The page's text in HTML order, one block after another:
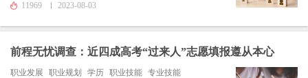
11969
2023-08-03
前程无忧调查：近四成高考“过来人”志愿填报遵从本心
职业发展 职业规划 学历 职业技能 专业技能